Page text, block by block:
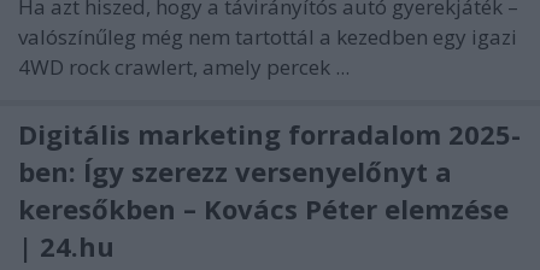
Ha azt hiszed, hogy a távirányítós autó gyerekjáték –
valószínűleg még nem tartottál a kezedben egy igazi
4WD rock crawlert, amely percek ...
Digitális marketing forradalom 2025-
ben: Így szerezz versenyelőnyt a
keresőkben – Kovács Péter elemzése
| 24.hu